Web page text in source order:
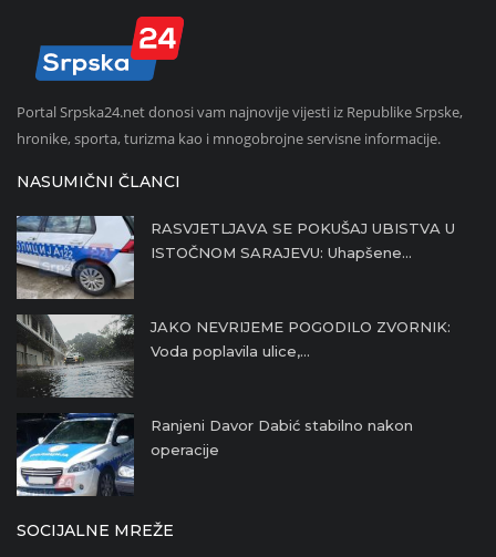
Portal Srpska24.net donosi vam najnovije vijesti iz Republike Srpske,
hronike, sporta, turizma kao i mnogobrojne servisne informacije.
NASUMIČNI ČLANCI
RASVJETLJAVA SE POKUŠAJ UBISTVA U
ISTOČNOM SARAJEVU: Uhapšene...
JAKO NEVRIJEME POGODILO ZVORNIK:
Voda poplavila ulice,...
Ranjeni Davor Dabić stabilno nakon
operacije
SOCIJALNE MREŽE